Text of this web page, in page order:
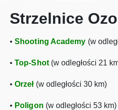
Strzelnice
• Shooting Academy (w
• Top-Shot(w odległości 21
• Orzeł(w odległości 30 km)
• Poligon (w odległości 53 km)